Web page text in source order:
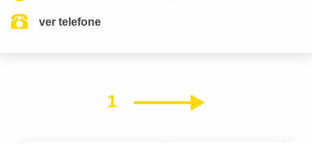
ver telefone
1 Próximo